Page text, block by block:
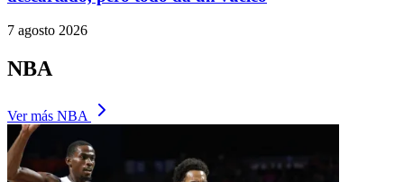
7 agosto 2026
NBA
Ver más NBA